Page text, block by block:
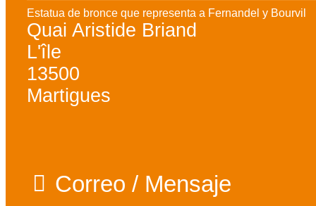
Estatua de bronce que representa a Fernandel y Bourvil
Quai Aristide Briand
L'île
13500
Martigues
Correo / Mensaje